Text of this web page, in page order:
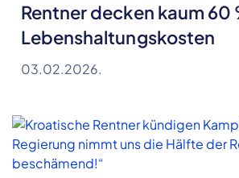
Rentner decken kaum 60
Lebenshaltungskosten
03.02.2026.